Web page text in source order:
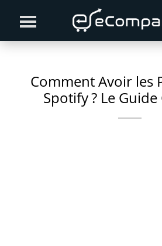
primary
content
primary
Comment Avoir les
Spotify ? Le